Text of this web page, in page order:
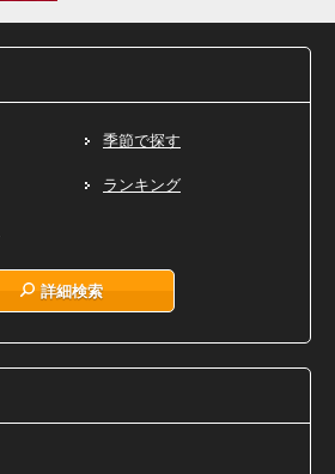
季節で探す
ランキング
詳細検索